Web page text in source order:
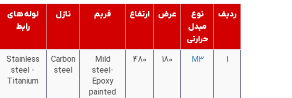
ردیف
نوع
مبدل
حرارتی
عرض ارتفاع فریم نازل
لوله های
رابط
1
M3
180
480
Mild
steel-
Epoxy
painted
Carbon
steel
Stainless
steel -
Titanium